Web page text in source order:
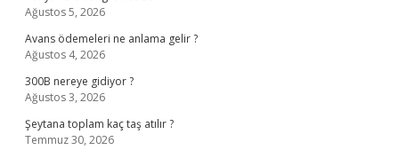
Ağustos 5, 2026
Avans ödemeleri ne anlama gelir ?
Ağustos 4, 2026
300B nereye gidiyor ?
Ağustos 3, 2026
Şeytana toplam kaç taş atılır ?
Temmuz 30, 2026